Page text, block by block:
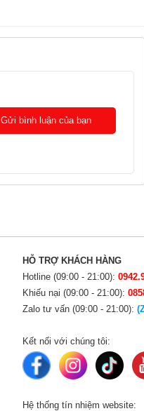
Gửi bình luận của bạn
HỖ TRỢ KHÁCH HÀNG
Hotline (09:00 - 21:00):
Khiếu nại (09:00 - 21:00):
Zalo tư vấn (09:00 - 21:00):
Kết nối với chúng tôi:
Hệ thống tín nhiệm website: